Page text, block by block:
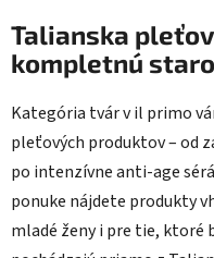
Talianska
kompletnú
Kategória tvár v il primo
pleťových produktov – od
po intenzívne anti-age
ponuke nájdete produkty
mladé ženy i pre tie, ktoré